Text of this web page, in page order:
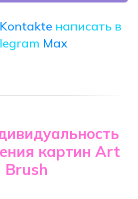
написать в
Max
картин Art
Brush